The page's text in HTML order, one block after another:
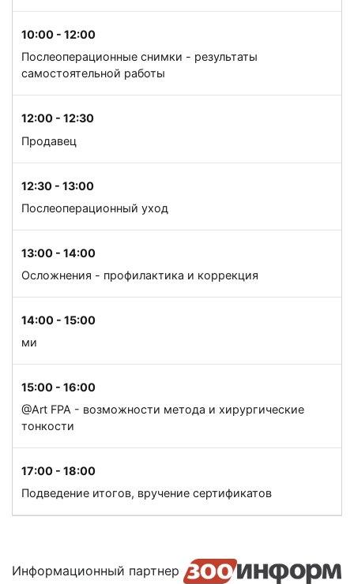
10:00 - 12:00
Послеоперационные снимки - результаты
самостоятельной работы
12:00 - 12:30
Продавец
12:30 - 13:00
Послеоперационный уход
13:00 - 14:00
Осложнения - профилактика и коррекция
14:00 - 15:00
ми
15:00 - 16:00
@Art FPA - возможности метода и хирургические
тонкости
17:00 - 18:00
Подведение итогов, вручение сертификатов
Информационный партнер